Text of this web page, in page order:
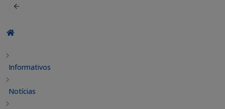
Informativos
Notícias